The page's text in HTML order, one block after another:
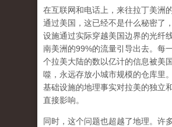
在互联网和电话上，来往拉丁美洲
通过美国，这已经不是什么秘密了
设施通过实际穿越美国边界的光纤
南美洲的99%的流量引导出去。每
个拉美大陆的数以亿计的信息被美
噬，永远存放小城市规模的仓库里
基础设施的地理事实对拉美的独立
直接影响。
同时，这个问题也超越了地理。许